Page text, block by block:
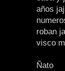
años
roban
visco
Ñato